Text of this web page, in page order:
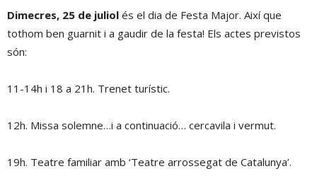
Dimecres, 25 de juliol és el dia de Festa Major. Així que
tothom ben guarnit i a gaudir de la festa! Els actes previstos
són:
11-14h i 18 a 21h. Trenet turístic.
12h. Missa solemne…i a continuació… cercavila i vermut.
19h. Teatre familiar amb ‘Teatre arrossegat de Catalunya’.